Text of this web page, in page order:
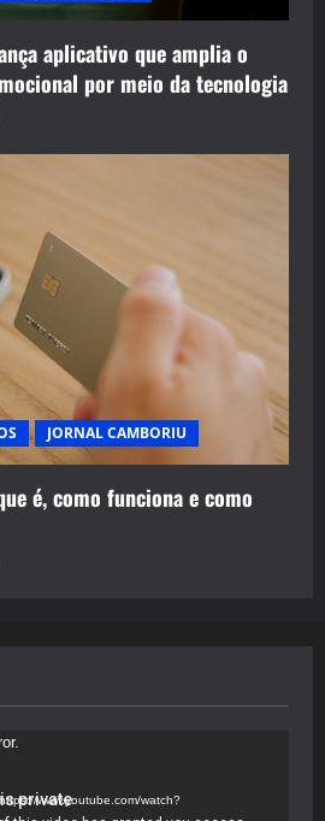
aplicativo que amplia o
por meio da tecnologia
JORNAL CAMBORIU
é, como funciona e como
www.youtube.com/watch?